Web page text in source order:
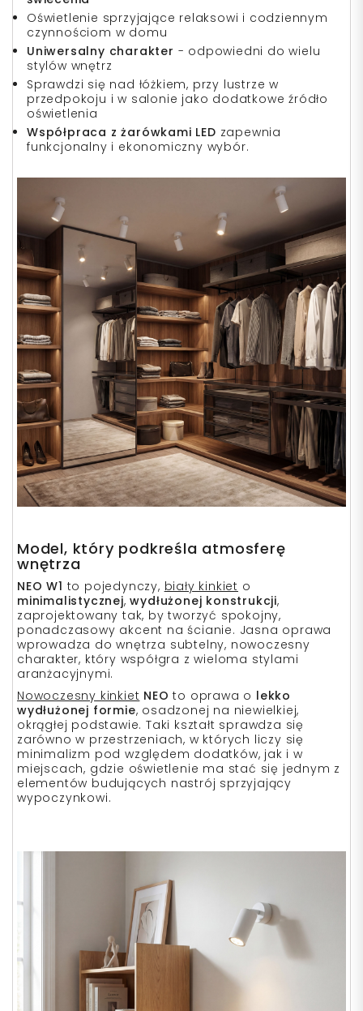
Oświetlenie sprzyjające relaksowi i codziennym
czynnościom w domu
Uniwersalny charakter - odpowiedni do wielu
stylów wnętrz
Sprawdzi się nad łóżkiem, przy lustrze w
przedpokoju i w salonie jako dodatkowe źródło
oświetlenia
Współpraca z żarówkami LED zapewnia
funkcjonalny i ekonomiczny wybór.
Model, który podkreśla atmosferę
wnętrza
NEO W1 to pojedynczy, biały kinkiet o
minimalistycznej,wydłużonej konstrukcji,
zaprojektowany tak, by tworzyć spokojny,
ponadczasowy akcent na ścianie. Jasna oprawa
wprowadza do wnętrza subtelny, nowoczesny
charakter, który współgra z wieloma stylami
aranżacyjnymi.
Nowoczesny kinkiet NEOto oprawa o lekko
wydłużonej formie, osadzonej na niewielkiej,
okrągłej podstawie. Taki kształt sprawdza się
zarówno w przestrzeniach, w których liczy się
minimalizm pod względem dodatków, jak i w
miejscach, gdzie oświetlenie ma stać się jednym z
elementów budujących nastrój sprzyjający
wypoczynkowi.